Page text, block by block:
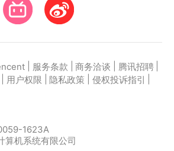
服务条款 商务洽谈 腾讯招聘
用户权限 隐私政策 侵权投诉指引
1623A
算机系统有限公司